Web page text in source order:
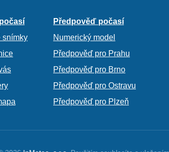
snímky
Předpověď počasí
Numerický model
Předpověď pro Prahu
Předpověď pro Brno
Předpověď pro Ostravu
Předpověď pro Plzeň